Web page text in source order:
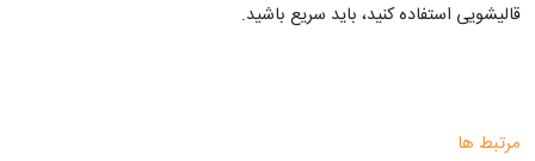
قالیشویی استفاده کنید، باید سریع باشید.
مرتبط ها